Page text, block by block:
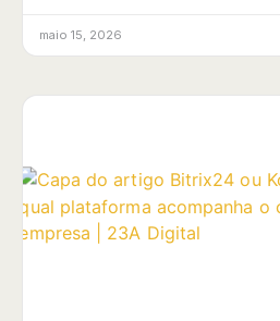
maio 15, 2026